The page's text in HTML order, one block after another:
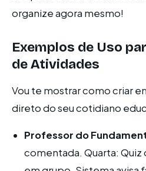
organize agora mesmo!
Exemplos de Uso
de Atividades
Vou te mostrar como criar
direto do seu cotidiano
Professor do
comentada. Quarta: Quiz